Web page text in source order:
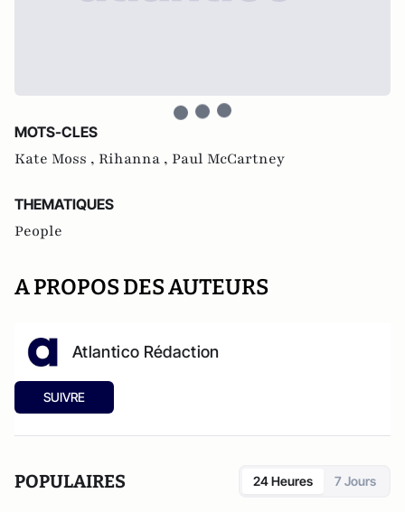
MOTS-CLES
Kate Moss , Rihanna , Paul McCartney
THEMATIQUES
People
A PROPOS DES AUTEURS
Atlantico Rédaction
SUIVRE
POPULAIRES 24 Heures 7 Jours